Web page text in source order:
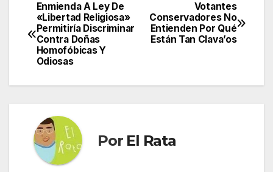
Navegación
de
entradas
Votantes
Conservadores No
Entienden Por Qué
Están Tan Clava’os
Enmienda A Ley De
«Libertad Religiosa»
Permitiría Discriminar
Contra Doñas
Homofóbicas Y
Odiosas
Por El Rata